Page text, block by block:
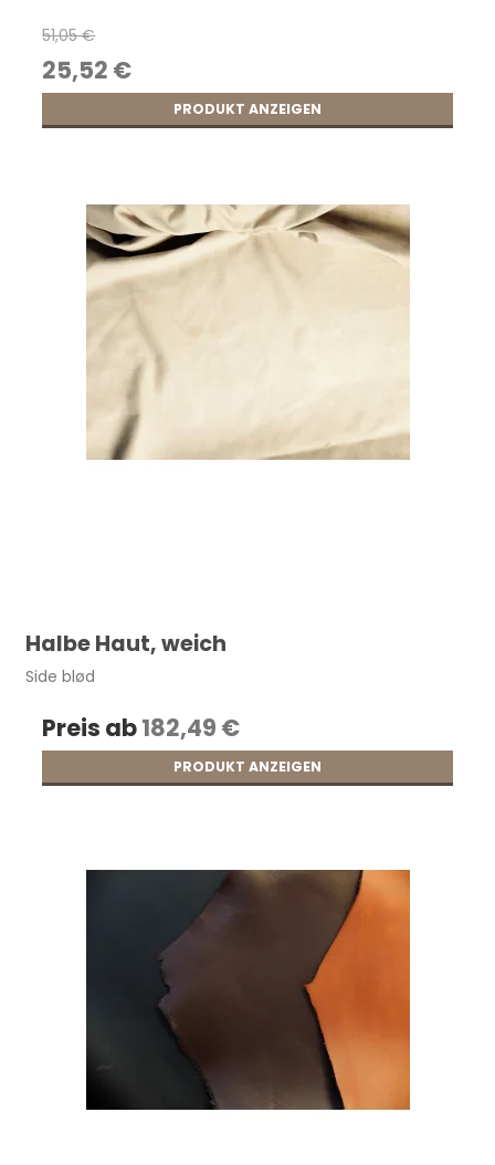
51,05 €
25,52 €
PRODUKT ANZEIGEN
Halbe Haut, weich
Side blød
Preis ab182,49 €
PRODUKT ANZEIGEN